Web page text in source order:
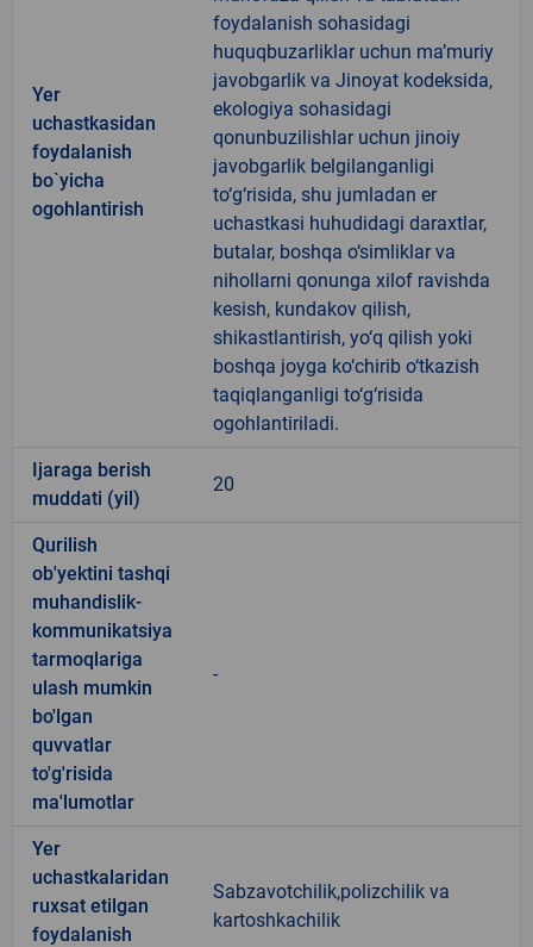
Yer
uchastkasidan
foydalanish
bo`yicha
ogohlantirish
foydalanish sohasidagi
huquqbuzarliklar uchun ma’muriy
javobgarlik va Jinoyat kodeksida,
ekologiya sohasidagi
qonunbuzilishlar uchun jinoiy
javobgarlik belgilanganligi
to‘g‘risida, shu jumladan er
uchastkasi huhudidagi daraxtlar,
butalar, boshqa o‘simliklar va
nihollarni qonunga xilof ravishda
kesish, kundakov qilish,
shikastlantirish, yo‘q qilish yoki
boshqa joyga ko‘chirib o‘tkazish
taqiqlanganligi to‘g‘risida
ogohlantiriladi.
Ijaraga berish
muddati (yil)
20
Qurilish
ob'yektini tashqi
muhandislik-
kommunikatsiya
tarmoqlariga
ulash mumkin
bo'lgan
quvvatlar
to'g'risida
ma'lumotlar
-
Yer
uchastkalaridan
ruxsat etilgan
foydalanish
Sabzavotchilik,polizchilik va
kartoshkachilik